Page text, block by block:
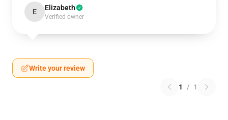
E Elizabeth
Verified owner
Write your review
1 / 1